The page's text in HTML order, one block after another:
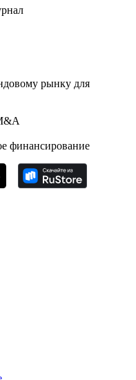
рынку для